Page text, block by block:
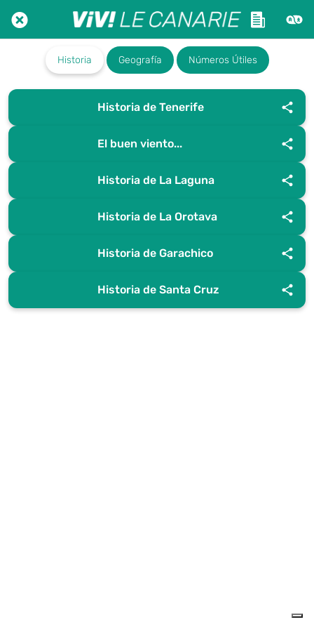
Historia Geografía Números Útiles
Historia de Tenerife
El buen viento...
Historia de La Laguna
Historia de La Orotava
Historia de Garachico
Historia de Santa Cruz